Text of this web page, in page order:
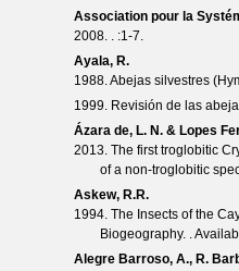
Association pour la
2008. . :1-7.
Ayala, R.
1988. Abejas silvestres
1999. Revisión de las
Ázara de, L. N. & Lopes
2013. The first troglobitic
of a non-troglobitic
Askew, R.R.
1994. The Insects of the
Biogeography. .
Alegre Barroso, A., R.